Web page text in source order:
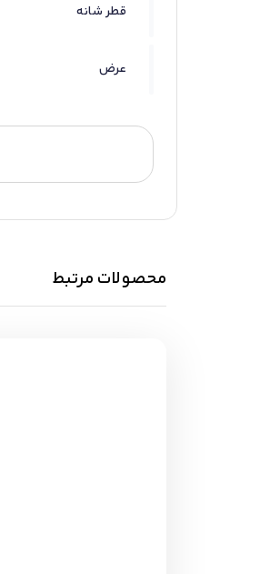
قطر شانه
عرض
محصولات مرتبط